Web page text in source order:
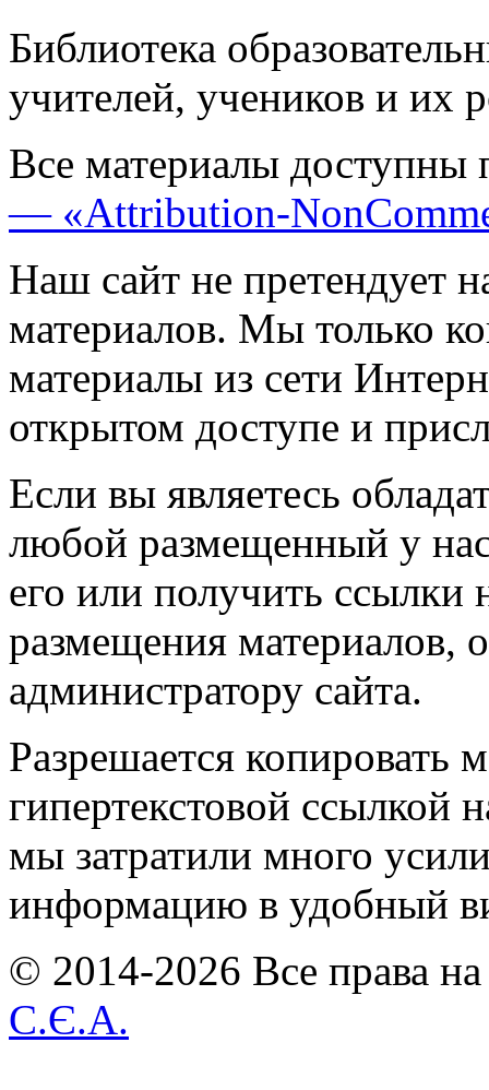
Библиотека
учителей, учеников и их
Все материалы доступны
— «Attribution-
Наш сайт не претендует
материалов. Мы только
материалы из сети
открытом доступе и
Если вы являетесь
любой размещенный у
его или получить ссылки
размещения материалов,
администратору сайта.
Разрешается копировать
гипертекстовой ссылкой
мы затратили много
информацию в удобный
© 2014-2026 Все права
С.Є.А.